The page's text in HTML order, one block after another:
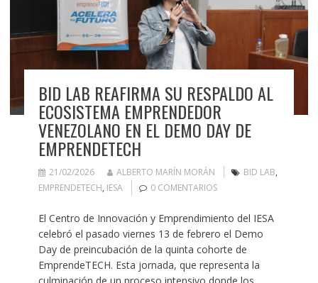
BID LAB REAFIRMA SU RESPALDO AL
ECOSISTEMA EMPRENDEDOR
VENEZOLANO EN EL DEMO DAY DE
EMPRENDETECH
21/02/2026 ALBERTO MARÍN MORÁN BID LAB,
EMPRENDETECH, IESA 0 COMENTARIOS
El Centro de Innovación y Emprendimiento del IESA
celebró el pasado viernes 13 de febrero el Demo
Day de preincubación de la quinta cohorte de
EmprendeTECH. Esta jornada, que representa la